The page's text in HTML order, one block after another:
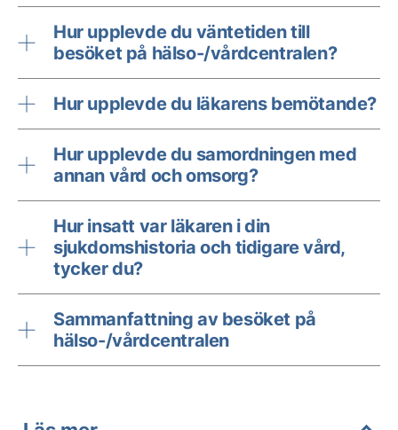
Hur upplevde du väntetiden till
besöket på hälso-/vårdcentralen?
Hur upplevde du läkarens bemötande?
Hur upplevde du samordningen med
annan vård och omsorg?
Hur insatt var läkaren i din
sjukdomshistoria och tidigare vård,
tycker du?
Sammanfattning av besöket på
hälso-/vårdcentralen